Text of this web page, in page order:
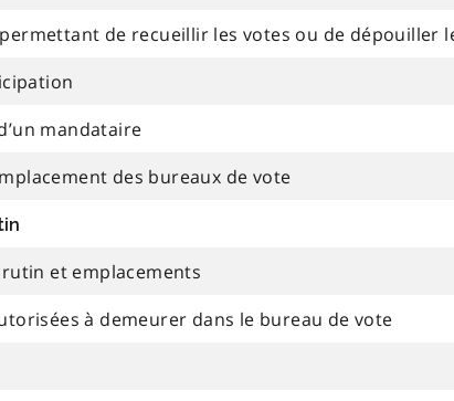
de recueillir les votes ou de dépouiller
mandataire
des bureaux de vote
et emplacements
à demeurer dans le bureau de vote